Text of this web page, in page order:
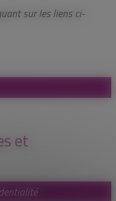
sur les liens ci-
et